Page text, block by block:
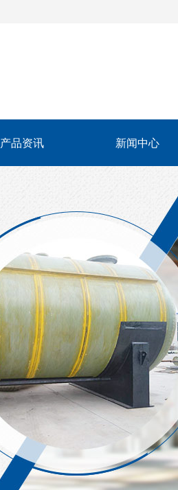
产品资讯 新闻中心